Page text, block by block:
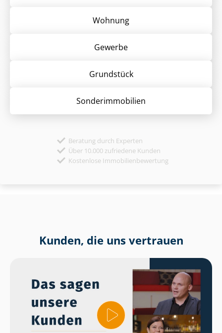
Wohnung
Gewerbe
Grund­stück
Sonder­immobilien
Beratung durch Experten
Über 10.000 zufriedene Kunden
Kostenlose Immobilienbewertung
Kunden, die uns vertrauen